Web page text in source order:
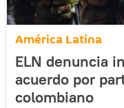
América Latina
ELN denuncia
acuerdo por
colombiano